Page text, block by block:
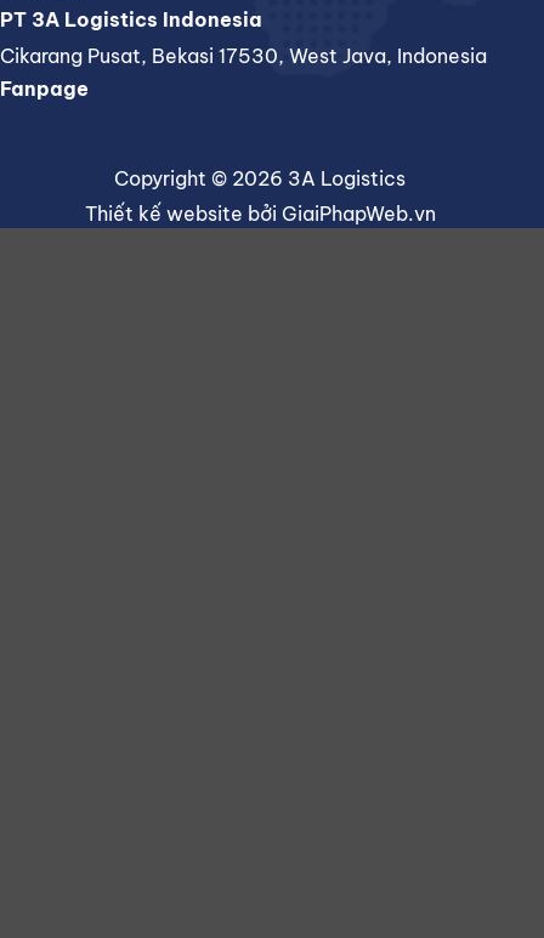
PT 3A Logistics Indonesia
Cikarang Pusat, Bekasi 17530, West Java, Indonesia
Fanpage
Copyright © 2026 3A Logistics
Thiết kế website bởi GiaiPhapWeb.vn